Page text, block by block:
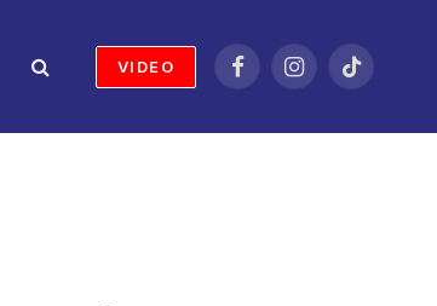
VIDEO
FacebookInstagramTikTok